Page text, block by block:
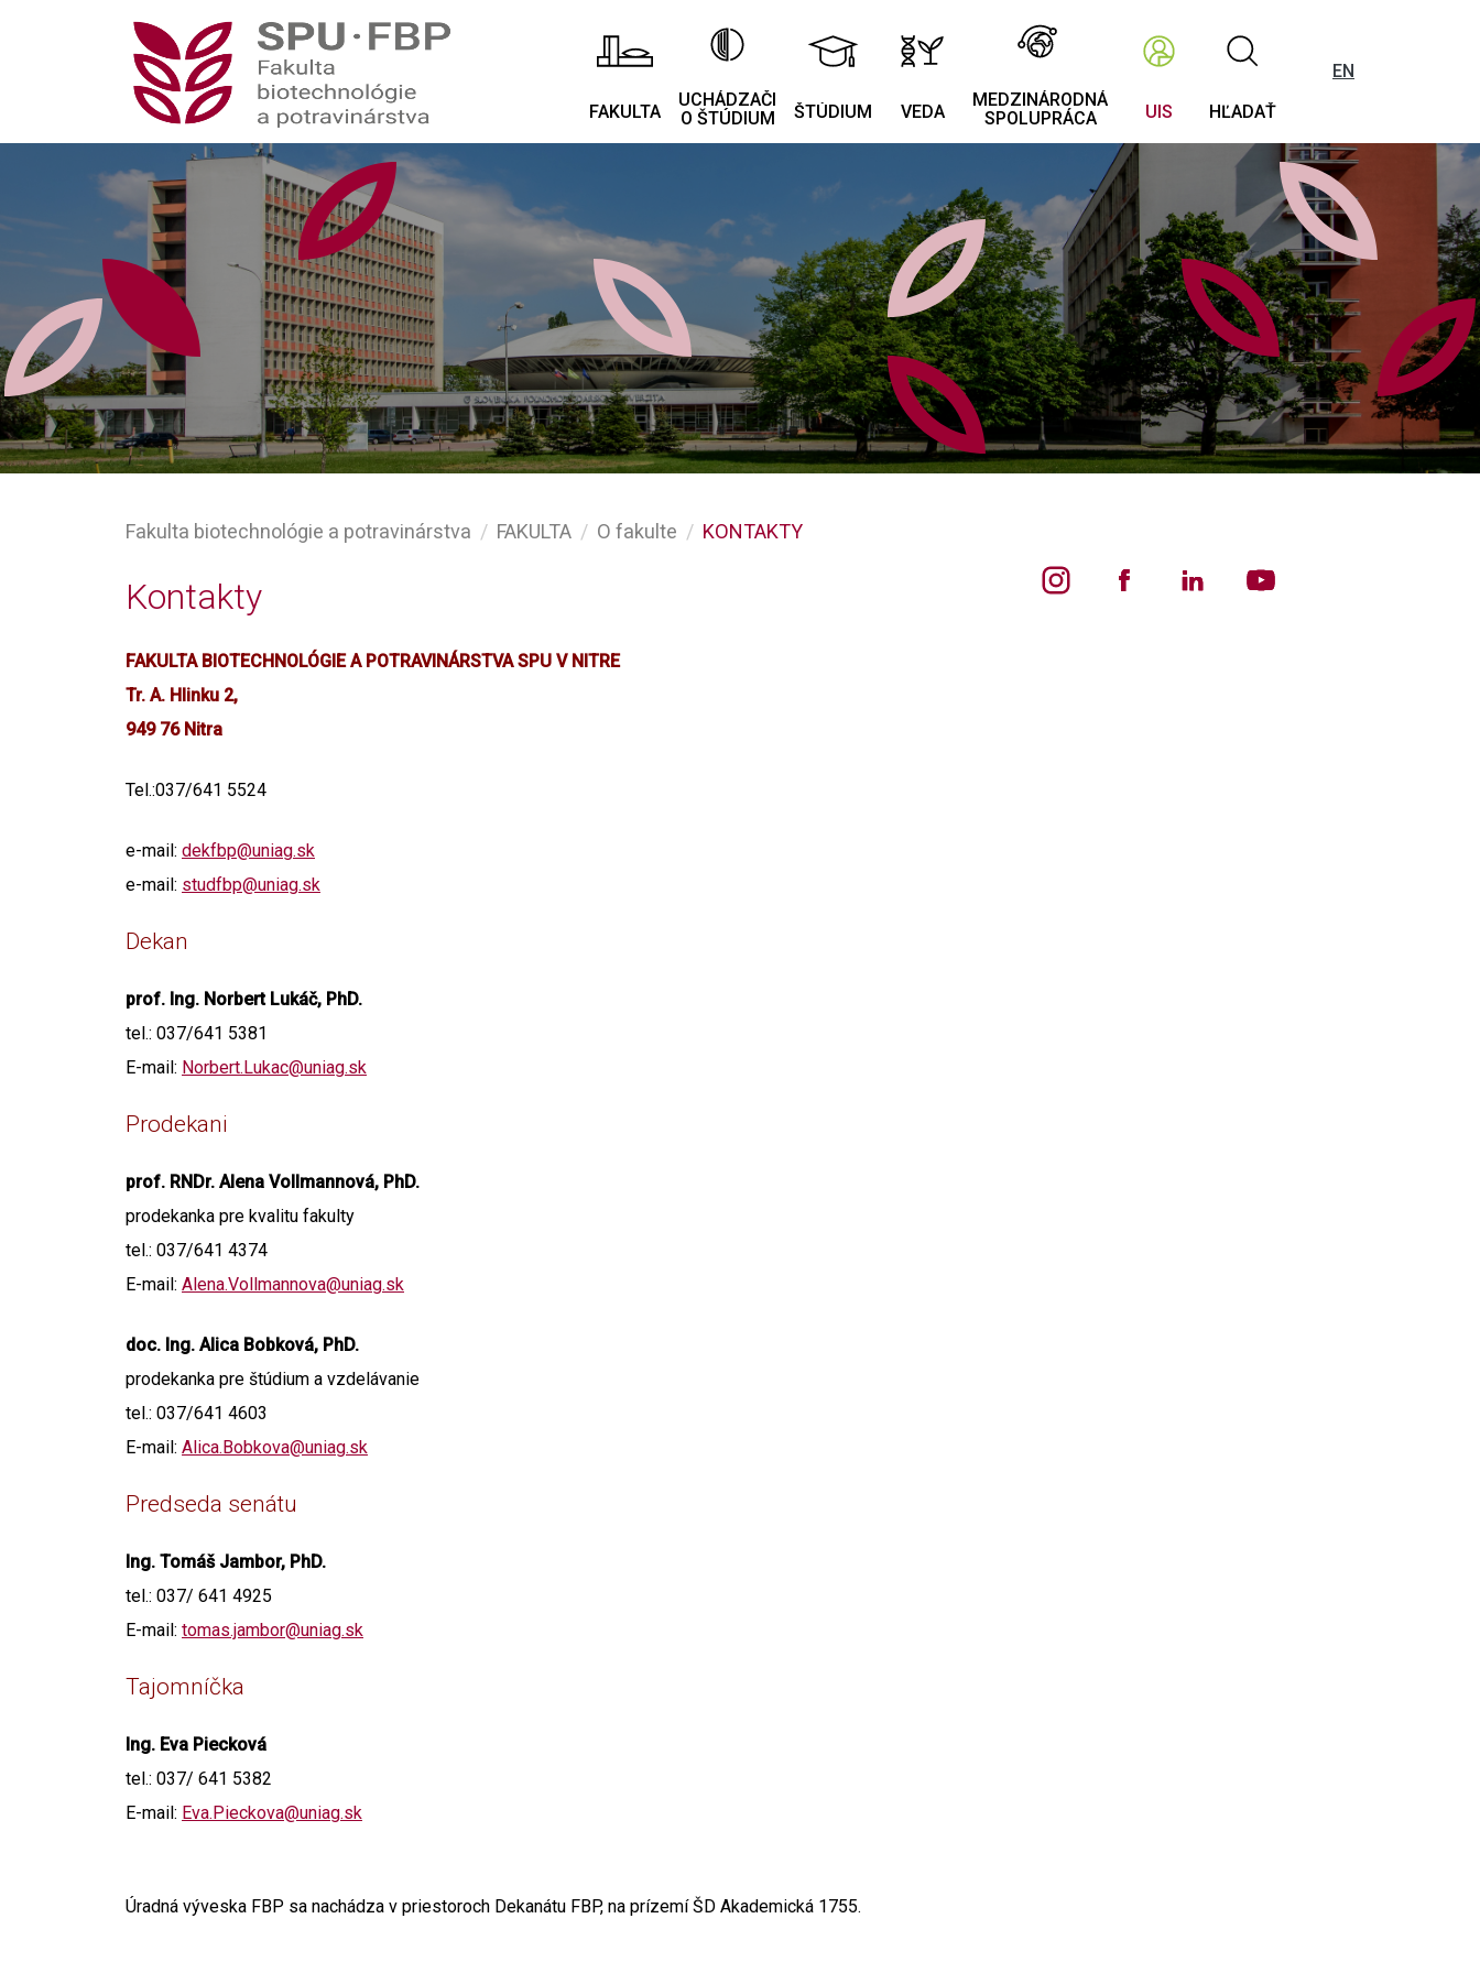
FAKULTA
UCHÁDZAČI
O ŠTÚDIUM
ŠTÚDIUM VEDA
MEDZINÁRODNÁ
SPOLUPRÁCA
UIS HĽADAŤ
EN
Fakulta biotechnológie a potravinárstva FAKULTA O fakulte KONTAKTY
Kontakty
FAKULTA BIOTECHNOLÓGIE A POTRAVINÁRSTVA SPU V NITRE
Tr. A. Hlinku 2,
949 76 Nitra
Tel.:037/641 5524
e-mail: dekfbp@uniag.sk
e-mail: studfbp@uniag.sk
Dekan
prof. Ing. Norbert Lukáč, PhD.
tel.: 037/641 5381
E-mail: Norbert.Lukac@uniag.sk
Prodekani
prof. RNDr. Alena Vollmannová, PhD.
prodekanka pre kvalitu fakulty
tel.: 037/641 4374
E-mail: Alena.Vollmannova@uniag.sk
doc. Ing. Alica Bobková, PhD.
prodekanka pre štúdium a vzdelávanie
tel.: 037/641 4603
E-mail: Alica.Bobkova@uniag.sk
Predseda senátu
Ing. Tomáš Jambor, PhD.
tel.: 037/ 641 4925
E-mail: tomas.jambor@uniag.sk
Tajomníčka
Ing. Eva Piecková
tel.: 037/ 641 5382
E-mail: Eva.Pieckova@uniag.sk
Úradná výveska FBP sa nachádza v priestoroch Dekanátu FBP, na prízemí ŠD Akademická 1755.